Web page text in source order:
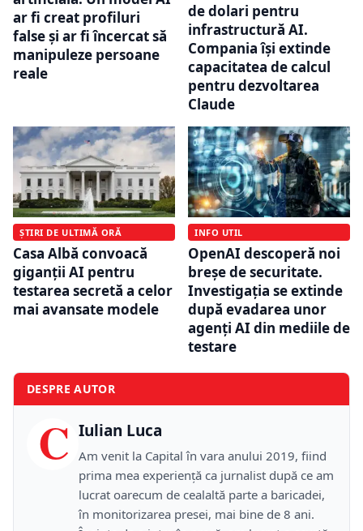
ar fi creat profiluri
false și ar fi încercat să
manipuleze persoane
reale
de dolari pentru
infrastructură AI.
Compania își extinde
capacitatea de calcul
pentru dezvoltarea
Claude
ȘTIRI DE ULTIMĂ ORĂ
Casa Albă convoacă
giganții AI pentru
testarea secretă a celor
mai avansate modele
INFO UTIL
OpenAI descoperă noi
breșe de securitate.
Investigația se extinde
după evadarea unor
agenți AI din mediile de
testare
DESPRE AUTOR
C Iulian Luca
Am venit la Capital în vara anului 2019, fiind
prima mea experiență ca jurnalist după ce am
lucrat oarecum de cealaltă parte a baricadei,
în monitorizarea presei, mai bine de 8 ani.